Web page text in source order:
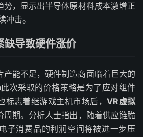
势，显示出半导体原材料成本激增正
冲击。
缺导致硬件涨价
产能不足，硬件制造商面临着巨大的
此次采取的价格策略是为了应对组件
标志着继游戏主机市场后，VR虚拟
周期。分析人士指出，随着供应链脆
子消费品的利润空间将被进一步压